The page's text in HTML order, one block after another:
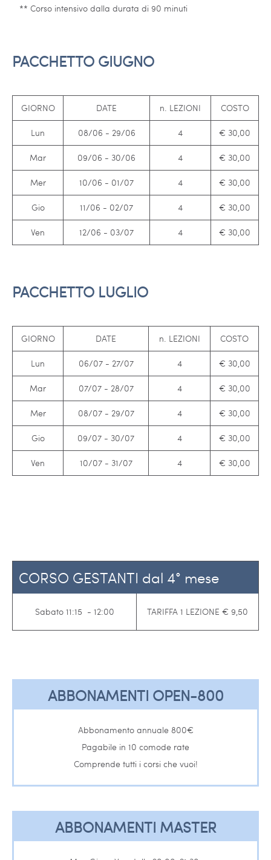
** Corso intensivo dalla durata di 90 minuti
PACCHETTO GIUGNO
GIORNO DATE n. LEZIONI COSTO
Lun 08/06 - 29/06 4 € 30,00
Mar 09/06 - 30/06 4 € 30,00
Mer 10/06 - 01/07 4 € 30,00
Gio 11/06 - 02/07 4 € 30,00
Ven 12/06 - 03/07 4 € 30,00
PACCHETTO LUGLIO
GIORNO DATE n. LEZIONI COSTO
Lun 06/07 - 27/07 4 € 30,00
Mar 07/07 - 28/07 4 € 30,00
Mer 08/07 - 29/07 4 € 30,00
Gio 09/07 - 30/07 4 € 30,00
Ven 10/07 - 31/07 4 € 30,00
CORSO GESTANTI dal 4° mese
Sabato 11:15 - 12:00 TARIFFA 1 LEZIONE € 9,50
ABBONAMENTI OPEN-800
Abbonamento annuale 800€
Pagabile in 10 comode rate
Comprende tutti i corsi che vuoi!
ABBONAMENTI MASTER